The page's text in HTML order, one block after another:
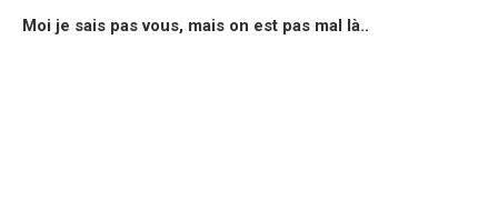
Moi je sais pas vous, mais on est pas mal là..